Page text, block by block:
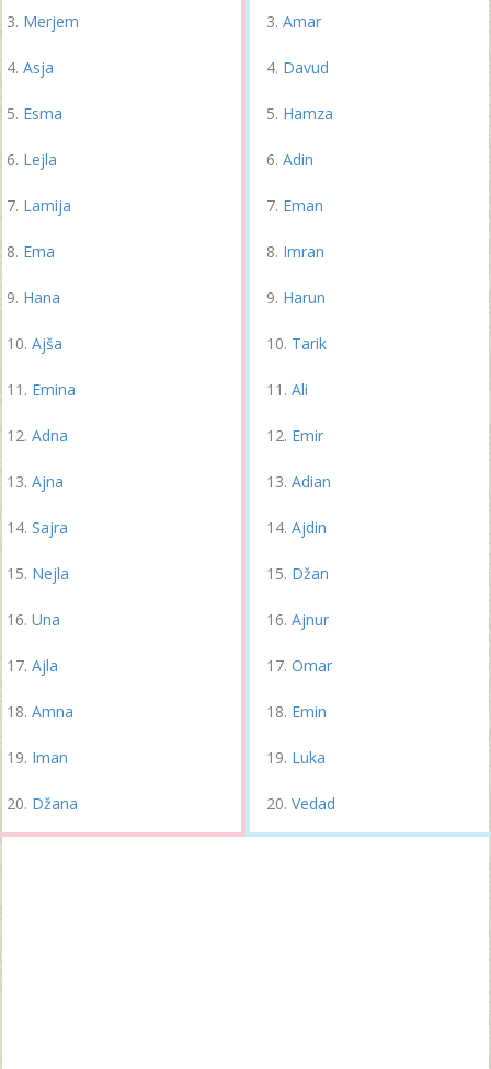
Merjem
Asja
Esma
Lejla
Lamija
Ema
Hana
Ajša
Emina
Adna
Ajna
Sajra
Nejla
Una
Ajla
Amna
Iman
Džana
Amar
Davud
Hamza
Adin
Eman
Imran
Harun
Tarik
Ali
Emir
Adian
Ajdin
Džan
Ajnur
Omar
Emin
Luka
Vedad